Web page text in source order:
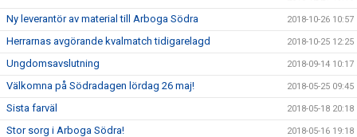
Ny leverantör av material till Arboga Södra 2018-10-26 10:57
Herrarnas avgörande kvalmatch tidigarelagd 2018-10-25 12:25
Ungdomsavslutning 2018-09-14 10:17
Välkomna på Södradagen lördag 26 maj! 2018-05-25 09:45
Sista farväl 2018-05-18 20:18
Stor sorg i Arboga Södra! 2018-05-16 19:18